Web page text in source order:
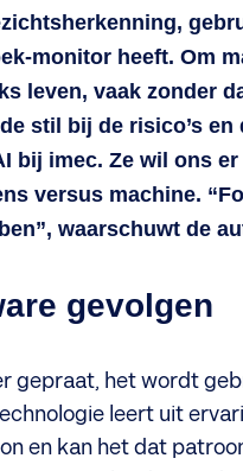
monitor heeft. Om
leven, vaak zonder
stil bij de risico’s
bij imec. Ze wil ons
versus machine.
waarschuwt de
gevolgen
gepraat, het wordt
leert uit
en kan het dat